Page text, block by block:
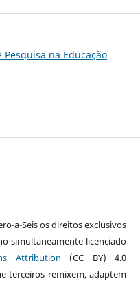
Pesquisa na Educação
a-Seis os direitos exclusivos
simultaneamente licenciado
Attribution (CC BY) 4.0
terceiros remixem, adaptem